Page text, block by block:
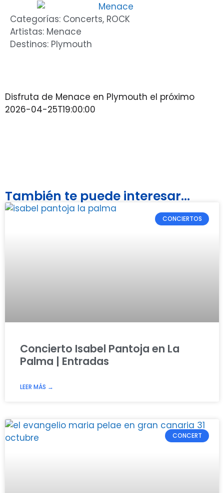
Categorías: Concerts, ROCK
Artistas: Menace
Destinos: Plymouth
Disfruta de Menace en Plymouth el próximo
2026-04-25T19:00:00
También te puede interesar...
CONCIERTOS
Concierto Isabel Pantoja en La
Palma | Entradas
LEER MÁS →
CONCERT